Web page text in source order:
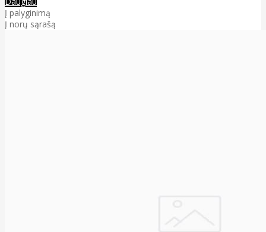
Į palyginimą
Į norų sąrašą